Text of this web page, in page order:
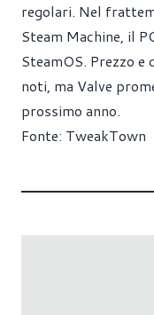
regolari. Nel
Steam Machine, il
SteamOS. Prezzo e
noti, ma Valve
prossimo anno.
Fonte: TweakTown